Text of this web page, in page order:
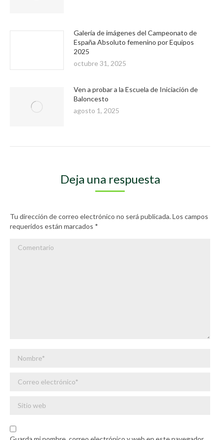
Galería de imágenes del Campeonato de
España Absoluto femenino por Equipos
2025
octubre 31, 2025
Ven a probar a la Escuela de Iniciación de
Baloncesto
agosto 1, 2025
Deja una respuesta
Tu dirección de correo electrónico no será publicada. Los campos
requeridos están marcados *
Comentario